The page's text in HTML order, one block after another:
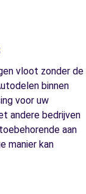
vloot zonder de
binnen
voor uw
andere bedrijven
aan
manier kan